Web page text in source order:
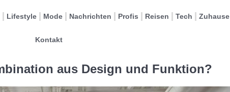
Lifestyle Mode Nachrichten Profis Reisen Tech Zuhause
Kontakt
aus Design und Funktion?